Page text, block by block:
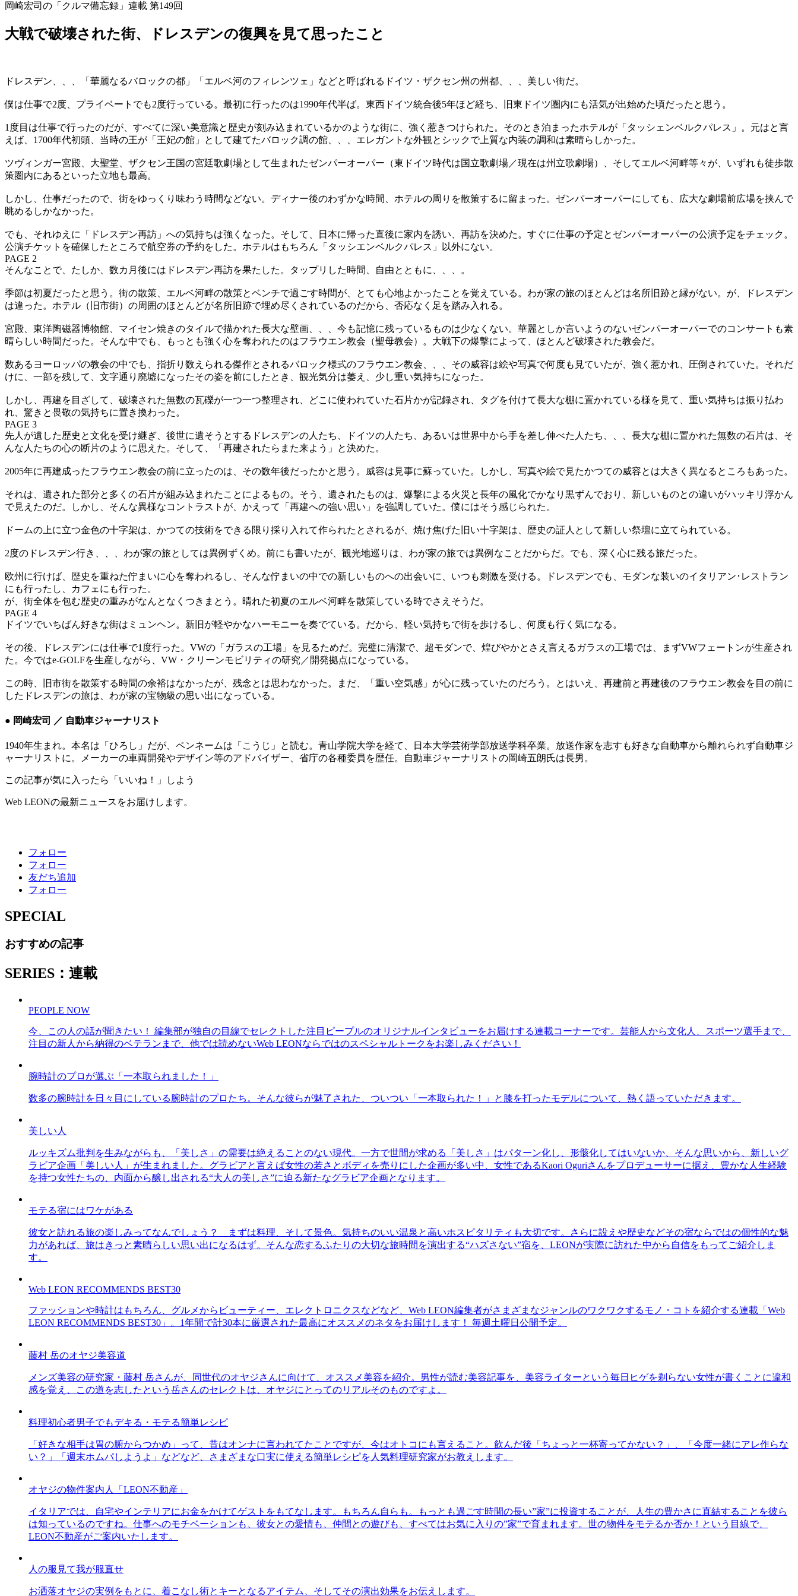
岡崎宏司の「クルマ備忘録」連載 第149回
大戦で破壊された街、ドレスデンの復興を見て思ったこと
ドレスデン、、、「華麗なるバロックの都」「エルベ河のフィレンツェ」などと呼ばれるドイツ・ザクセン州の州都、、、美しい街だ。
僕は仕事で2度、プライベートでも2度行っている。最初に行ったのは1990年代半ば。東西ドイツ統合後5年ほど経ち、旧東ドイツ圏内にも活気が出始めた頃だったと思う。
1度目は仕事で行ったのだが、すべてに深い美意識と歴史が刻み込まれているかのような街に、強く惹きつけられた。そのとき泊まったホテルが「タッシェンベルクパレス」。元はと言
えば、1700年代初頭、当時の王が「王妃の館」として建てたバロック調の館、、、エレガントな外観とシックで上質な内装の調和は素晴らしかった。
ツヴィンガー宮殿、大聖堂、ザクセン王国の宮廷歌劇場として生まれたゼンパーオーパー（東ドイツ時代は国立歌劇場／現在は州立歌劇場）、そしてエルベ河畔等々が、いずれも徒歩散
策圏内にあるといった立地も最高。
しかし、仕事だったので、街をゆっくり味わう時間などない。ディナー後のわずかな時間、ホテルの周りを散策するに留まった。ゼンパーオーパーにしても、広大な劇場前広場を挟んで
眺めるしかなかった。
でも、それゆえに「ドレスデン再訪」への気持ちは強くなった。そして、日本に帰った直後に家内を誘い、再訪を決めた。すぐに仕事の予定とゼンパーオーパーの公演予定をチェック。
公演チケットを確保したところで航空券の予約をした。ホテルはもちろん「タッシエンベルクパレス」以外にない。
PAGE 2
そんなことで、たしか、数カ月後にはドレスデン再訪を果たした。タップリした時間、自由とともに、、、。
季節は初夏だったと思う。街の散策、エルベ河畔の散策とベンチで過ごす時間が、とても心地よかったことを覚えている。わが家の旅のほとんどは名所旧跡と縁がない。が、ドレスデン
は違った。ホテル（旧市街）の周囲のほとんどが名所旧跡で埋め尽くされているのだから、否応なく足を踏み入れる。
宮殿、東洋陶磁器博物館、マイセン焼きのタイルで描かれた長大な壁画、、、今も記憶に残っているものは少なくない。華麗としか言いようのないゼンパーオーパーでのコンサートも素
晴らしい時間だった。そんな中でも、もっとも強く心を奪われたのはフラウエン教会（聖母教会）。大戦下の爆撃によって、ほとんど破壊された教会だ。
数あるヨーロッパの教会の中でも、指折り数えられる傑作とされるバロック様式のフラウエン教会、、、その威容は絵や写真で何度も見ていたが、強く惹かれ、圧倒されていた。それだ
けに、一部を残して、文字通り廃墟になったその姿を前にしたとき、観光気分は萎え、少し重い気持ちになった。
しかし、再建を目ざして、破壊された無数の瓦礫が一つ一つ整理され、どこに使われていた石片かが記録され、タグを付けて長大な棚に置かれている様を見て、重い気持ちは振り払わ
れ、驚きと畏敬の気持ちに置き換わった。
PAGE 3
先人が遺した歴史と文化を受け継ぎ、後世に遺そうとするドレスデンの人たち、ドイツの人たち、あるいは世界中から手を差し伸べた人たち、、、長大な棚に置かれた無数の石片は、そ
んな人たちの心の断片のように思えた。そして、「再建されたらまた来よう」と決めた。
2005年に再建成ったフラウエン教会の前に立ったのは、その数年後だったかと思う。威容は見事に蘇っていた。しかし、写真や絵で見たかつての威容とは大きく異なるところもあった。
それは、遺された部分と多くの石片が組み込まれたことによるもの。そう、遺されたものは、爆撃による火災と長年の風化でかなり黒ずんでおり、新しいものとの違いがハッキリ浮かん
で見えたのだ。しかし、そんな異様なコントラストが、かえって「再建への強い思い」を強調していた。僕にはそう感じられた。
ドームの上に立つ金色の十字架は、かつての技術をできる限り採り入れて作られたとされるが、焼け焦げた旧い十字架は、歴史の証人として新しい祭壇に立てられている。
2度のドレスデン行き、、、わが家の旅としては異例ずくめ。前にも書いたが、観光地巡りは、わが家の旅では異例なことだからだ。でも、深く心に残る旅だった。
欧州に行けば、歴史を重ねた佇まいに心を奪われるし、そんな佇まいの中での新しいものへの出会いに、いつも刺激を受ける。ドレスデンでも、モダンな装いのイタリアン･レストラン
にも行ったし、カフェにも行った。
が、街全体を包む歴史の重みがなんとなくつきまとう。晴れた初夏のエルベ河畔を散策している時でさえそうだ。
PAGE 4
ドイツでいちばん好きな街はミュンヘン。新旧が軽やかなハーモニーを奏でている。だから、軽い気持ちで街を歩けるし、何度も行く気になる。
その後、ドレスデンには仕事で1度行った。VWの「ガラスの工場」を見るためだ。完璧に清潔で、超モダンで、煌びやかとさえ言えるガラスの工場では、まずVWフェートンが生産され
た。今ではe-GOLFを生産しながら、VW・クリーンモビリティの研究／開発拠点になっている。
この時、旧市街を散策する時間の余裕はなかったが、残念とは思わなかった。まだ、「重い空気感」が心に残っていたのだろう。とはいえ、再建前と再建後のフラウエン教会を目の前に
したドレスデンの旅は、わが家の宝物級の思い出になっている。
● 岡崎宏司 ／ 自動車ジャーナリスト
1940年生まれ。本名は「ひろし」だが、ペンネームは「こうじ」と読む。青山学院大学を経て、日本大学芸術学部放送学科卒業。放送作家を志すも好きな自動車から離れられず自動車ジ
ャーナリストに。メーカーの車両開発やデザイン等のアドバイザー、省庁の各種委員を歴任。自動車ジャーナリストの岡崎五朗氏は長男。
この記事が気に入ったら「いいね！」しよう
Web LEONの最新ニュースをお届けします。
フォロー
フォロー
友だち追加
フォロー
SPECIAL
おすすめの記事
SERIES：連載
PEOPLE NOW
今、この人の話が聞きたい！ 編集部が独自の目線でセレクトした注目ピープルのオリジナルインタビューをお届けする連載コーナーです。芸能人から文化人、スポーツ選手まで、
注目の新人から納得のベテランまで、他では読めないWeb LEONならではのスペシャルトークをお楽しみください！
腕時計のプロが選ぶ「一本取られました！」
数多の腕時計を日々目にしている腕時計のプロたち。そんな彼らが魅了された、ついつい「一本取られた！」と膝を打ったモデルについて、熱く語っていただきます。
美しい人
ルッキズム批判を生みながらも、「美しさ」の需要は絶えることのない現代。一方で世間が求める「美しさ」はパターン化し、形骸化してはいないか、そんな思いから、新しいグ
ラビア企画「美しい人」が生まれました。グラビアと言えば女性の若さとボディを売りにした企画が多い中、女性であるKaori Oguriさんをプロデューサーに据え、豊かな人生経験
を持つ女性たちの、内面から醸し出される“大人の美しさ”に迫る新たなグラビア企画となります。
モテる宿にはワケがある
彼女と訪れる旅の楽しみってなんでしょう？ まずは料理、そして景色。気持ちのいい温泉と高いホスピタリティも大切です。さらに設えや歴史などその宿ならではの個性的な魅
力があれば、旅はきっと素晴らしい思い出になるはず。そんな恋するふたりの大切な旅時間を演出する“ハズさない”宿を、LEONが実際に訪れた中から自信をもってご紹介しま
す。
Web LEON RECOMMENDS BEST30
ファッションや時計はもちろん、グルメからビューティー、エレクトロニクスなどなど、Web LEON編集者がさまざまなジャンルのワクワクするモノ・コトを紹介する連載「Web
LEON RECOMMENDS BEST30」。1年間で計30本に厳選された最高にオススメのネタをお届けします！ 毎週土曜日公開予定。
藤村 岳のオヤジ美容道
メンズ美容の研究家・藤村 岳さんが、同世代のオヤジさんに向けて、オススメ美容を紹介。男性が読む美容記事を、美容ライターという毎日ヒゲを剃らない女性が書くことに違和
感を覚え、この道を志したという岳さんのセレクトは、オヤジにとってのリアルそのものですよ。
料理初心者男子でもデキる・モテる簡単レシピ
「好きな相手は胃の腑からつかめ」って、昔はオンナに言われてたことですが、今はオトコにも言えること。飲んだ後「ちょっと一杯寄ってかない？」、「今度一緒にアレ作らな
い？」「週末ホムパしようよ」などなど、さまざまな口実に使える簡単レシピを人気料理研究家がお教えします。
オヤジの物件案内人「LEON不動産」
イタリアでは、自宅やインテリアにお金をかけてゲストをもてなします。もちろん自らも。もっとも過ごす時間の長い”家”に投資することが、人生の豊かさに直結することを彼ら
は知っているのですね。仕事へのモチベーションも、彼女との愛情も、仲間との遊びも、すべてはお気に入りの”家”で育まれます。世の物件をモテるか否か！という目線で、
LEON不動産がご案内いたします。
人の服見て我が服直せ
お洒落オヤジの実例をもとに、着こなし術とキーとなるアイテム、そしてその演出効果をお伝えします。